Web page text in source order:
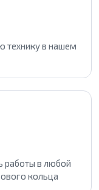
технику в нашем
работы в любой
кольца